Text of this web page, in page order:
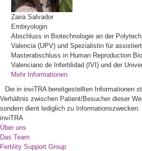
Zaira Salvador
Embryologin
Abschluss in Biotechnologie an der
Valencia (UPV) und Spezialistin für
Masterabschluss in Human Reproduction
Valenciano de Infertilidad (IVI) und der
Mehr Informationen
Die in inviTRA bereitgestellten Informationen
Verhältnis zwischen Patient/Besucher dieser
sondern dient lediglich zu Informationszwecken.
inviTRA
Über uns
Das Team
Fertility Support Group